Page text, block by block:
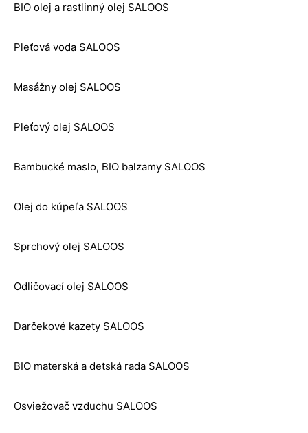
BIO olej a rastlinný olej SALOOS
Pleťová voda SALOOS
Masážny olej SALOOS
Pleťový olej SALOOS
Bambucké maslo, BIO balzamy SALOOS
Olej do kúpeľa SALOOS
Sprchový olej SALOOS
Odličovací olej SALOOS
Darčekové kazety SALOOS
BIO materská a detská rada SALOOS
Osviežovač vzduchu SALOOS